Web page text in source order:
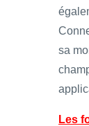
sa
Les